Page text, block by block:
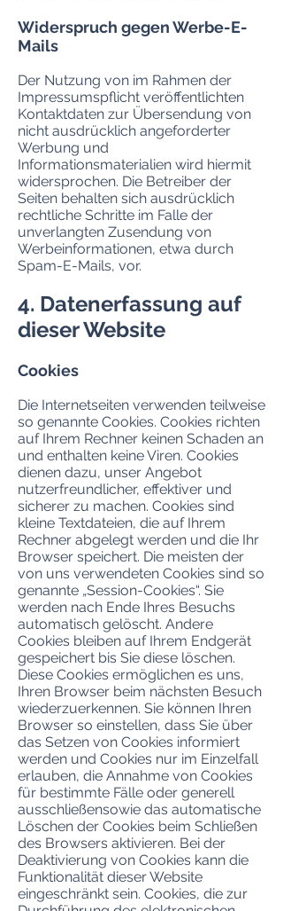
Widerspruch gegen Werbe-E-
Mails
Der Nutzung von im Rahmen der
Impressumspflicht veröffentlichten
Kontaktdaten zur Übersendung von
nicht ausdrücklich angeforderter
Werbung und
Informationsmaterialien wird hiermit
widersprochen. Die Betreiber der
Seiten behalten sich ausdrücklich
rechtliche Schritte im Falle der
unverlangten Zusendung von
Werbeinformationen, etwa durch
Spam-E-Mails, vor.
4. Datenerfassung auf
dieser Website
Cookies
Die Internetseiten verwenden teilweise
so genannte Cookies. Cookies richten
auf Ihrem Rechner keinen Schaden an
und enthalten keine Viren. Cookies
dienen dazu, unser Angebot
nutzerfreundlicher, effektiver und
sicherer zu machen. Cookies sind
kleine Textdateien, die auf Ihrem
Rechner abgelegt werden und die Ihr
Browser speichert. Die meisten der
von uns verwendeten Cookies sind so
genannte „Session-Cookies“. Sie
werden nach Ende Ihres Besuchs
automatisch gelöscht. Andere
Cookies bleiben auf Ihrem Endgerät
gespeichert bis Sie diese löschen.
Diese Cookies ermöglichen es uns,
Ihren Browser beim nächsten Besuch
wiederzuerkennen. Sie können Ihren
Browser so einstellen, dass Sie über
das Setzen von Cookies informiert
werden und Cookies nur im Einzelfall
erlauben, die Annahme von Cookies
für bestimmte Fälle oder generell
ausschließensowie das automatische
Löschen der Cookies beim Schließen
des Browsers aktivieren. Bei der
Deaktivierung von Cookies kann die
Funktionalität dieser Website
eingeschränkt sein. Cookies, die zur